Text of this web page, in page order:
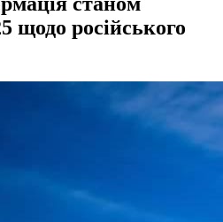
щодо російського